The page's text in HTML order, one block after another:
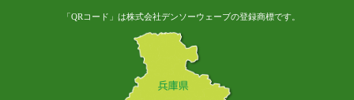
「QRコード」は株式会社デンソーウェーブの登録商標です。